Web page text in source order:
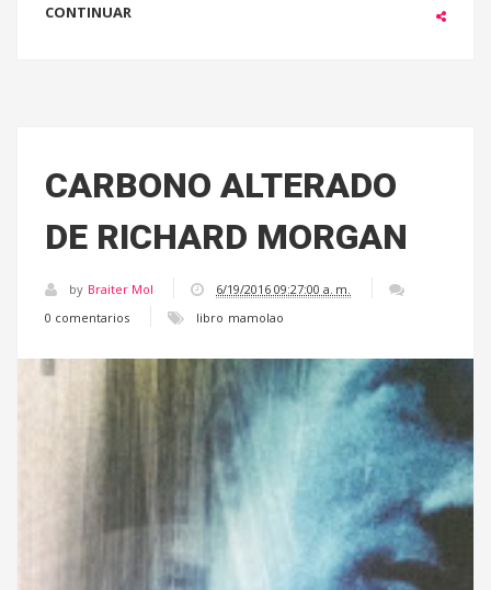
CONTINUAR
CARBONO ALTERADO
DE RICHARD MORGAN
by Braiter Mol
6/19/2016 09:27:00 a. m.
0 comentarios
libro mamolao